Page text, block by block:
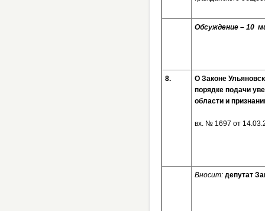
Обсуждение – 10
8.
О Законе
порядке подачи
области и
вх. №
Вносит: депутат